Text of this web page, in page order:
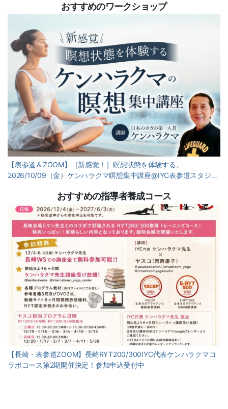
おすすめのワークショップ
【表参道＆ZOOM】［新感覚！］瞑想状態を体験する。
2026/10/09（金）ケンハラクマ瞑想集中講座@IYC表参道スタジ…
おすすめの指導者養成コース
【長崎・表参道ZOOM】長崎RYT200/300IYC代表ケンハラクマコ
ラボコース第2期開催決定！参加申込受付中